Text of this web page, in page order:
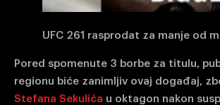
UFC 261 rasprodat za manje od
Pored spomenute 3 borbe za titulu,
regionu biće zanimljiv ovaj događaj,
Stefana Sekulića u oktagon nakon